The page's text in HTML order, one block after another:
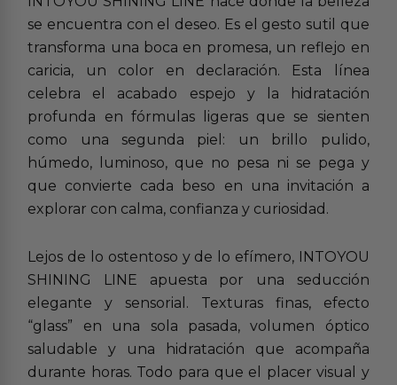
se encuentra con el deseo. Es el gesto sutil que
transforma una boca en promesa, un reflejo en
caricia, un color en declaración. Esta línea
celebra el acabado espejo y la hidratación
profunda en fórmulas ligeras que se sienten
como una segunda piel: un brillo pulido,
húmedo, luminoso, que no pesa ni se pega y
que convierte cada beso en una invitación a
explorar con calma, confianza y curiosidad.
Lejos de lo ostentoso y de lo efímero, INTOYOU
SHINING LINE apuesta por una seducción
elegante y sensorial. Texturas finas, efecto
“glass” en una sola pasada, volumen óptico
saludable y una hidratación que acompaña
durante horas. Todo para que el placer visual y